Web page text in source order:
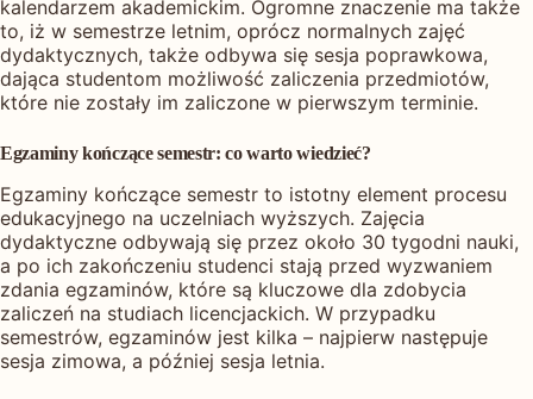
kalendarzem akademickim. Ogromne znaczenie ma także
to, iż w semestrze letnim, oprócz normalnych zajęć
dydaktycznych, także odbywa się sesja poprawkowa,
dająca studentom możliwość zaliczenia przedmiotów,
które nie zostały im zaliczone w pierwszym terminie.
Egzaminy kończące semestr: co warto wiedzieć?
Egzaminy kończące semestr to istotny element procesu
edukacyjnego na uczelniach wyższych. Zajęcia
dydaktyczne odbywają się przez około 30 tygodni nauki,
a po ich zakończeniu studenci stają przed wyzwaniem
zdania egzaminów, które są kluczowe dla zdobycia
zaliczeń na studiach licencjackich. W przypadku
semestrów, egzaminów jest kilka – najpierw następuje
sesja zimowa, a później sesja letnia.